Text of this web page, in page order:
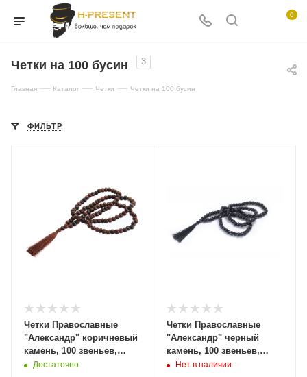
0
Четки на 100 бусин 3
Главная — Каталог — Четки — Четки на 100 бусин
ФИЛЬТР
Четки Православные
"Александр" коричневый
камень, 100 звеньев,
Давыдов С.
Достаточно
Четки Православные
"Александр" черный
камень, 100 звеньев,
Давыдов С.
Нет в наличии